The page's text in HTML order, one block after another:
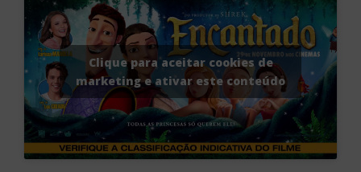
Clique para aceitar cookies de
marketing e ativar este conteúdo